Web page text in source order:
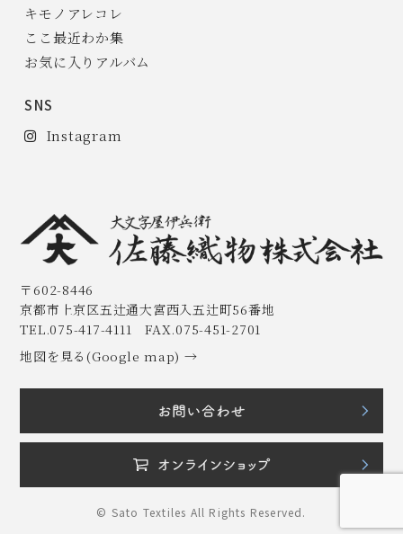
キモノアレコレ
ここ最近わか集
お気に入りアルバム
SNS
Instagram
〒602-8446
京都市上京区五辻通大宮西入五辻町56番地
TEL.075-417-4111 FAX.075-451-2701
地図を見る(Google map) →
© Sato Textiles All Rights Reserved.